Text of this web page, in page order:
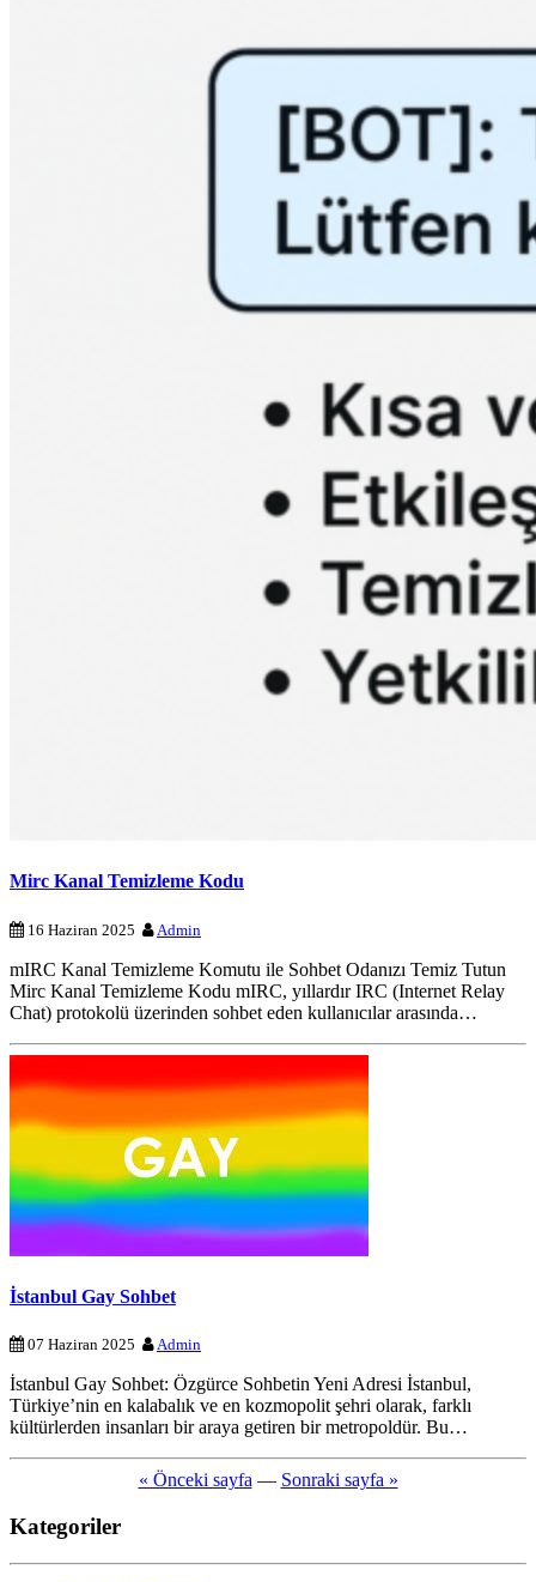
Mirc Kanal Temizleme Kodu
16 Haziran 2025 Admin
mIRC Kanal Temizleme Komutu ile Sohbet Odanızı Temiz Tutun
Mirc Kanal Temizleme Kodu mIRC, yıllardır IRC (Internet Relay
Chat) protokolü üzerinden sohbet eden kullanıcılar arasında…
İstanbul Gay Sohbet
07 Haziran 2025 Admin
İstanbul Gay Sohbet: Özgürce Sohbetin Yeni Adresi İstanbul,
Türkiye’nin en kalabalık ve en kozmopolit şehri olarak, farklı
kültürlerden insanları bir araya getiren bir metropoldür. Bu…
« Önceki sayfa — Sonraki sayfa »
Kategoriler